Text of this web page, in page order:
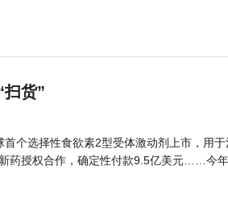
扫货”
个选择性食欲素2型受体激动剂上市，用
药授权合作，确定性付款9.5亿美元……今年